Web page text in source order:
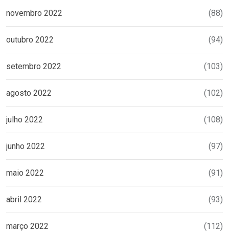
novembro 2022 (88)
outubro 2022 (94)
setembro 2022 (103)
agosto 2022 (102)
julho 2022 (108)
junho 2022 (97)
maio 2022 (91)
abril 2022 (93)
março 2022 (112)